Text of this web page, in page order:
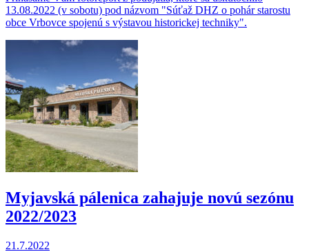
13.08.2022 (v sobotu) pod názvom "Súťaž DHZ o pohár starostu
obce Vrbovce spojenú s výstavou historickej techniky".
Myjavská pálenica zahajuje novú sezónu
2022/2023
21.7.2022